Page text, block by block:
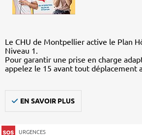
Le CHU de Montpellier active le Plan
Niveau 1.
Pour garantir une prise en charge
appelez le 15 avant tout déplacement
EN SAVOIR PLUS
URGENCES